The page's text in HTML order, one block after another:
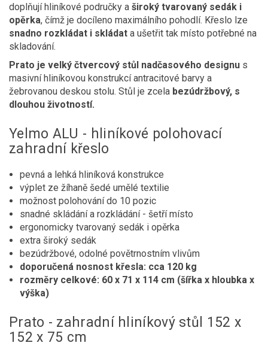
doplňují hliníkové područky a široký tvarovaný sedák i
opěrka, čímž je docíleno maximálního pohodlí. Křeslo lze
snadno rozkládat i skládat a ušetřit tak místo potřebné na
skladování.
Prato je velký čtvercový stůl nadčasového designu s
masivní hliníkovou konstrukcí antracitové barvy a
žebrovanou deskou stolu. Stůl je zcela bezúdržbový, s
dlouhou životností.
Yelmo ALU - hliníkové polohovací
zahradní křeslo
pevná a lehká hliníková konstrukce
výplet ze žíhaně šedé umělé textilie
možnost polohování do 10 pozic
snadné skládání a rozkládání - šetří místo
ergonomicky tvarovaný sedák i opěrka
extra široký sedák
bezúdržbové, odolné povětrnostním vlivům
doporučená nosnost křesla: cca 120 kg
rozměry celkové: 60 x 71 x 114 cm (šířka x hloubka x
výška)
Prato - zahradní hliníkový stůl 152 x
152 x 75 cm